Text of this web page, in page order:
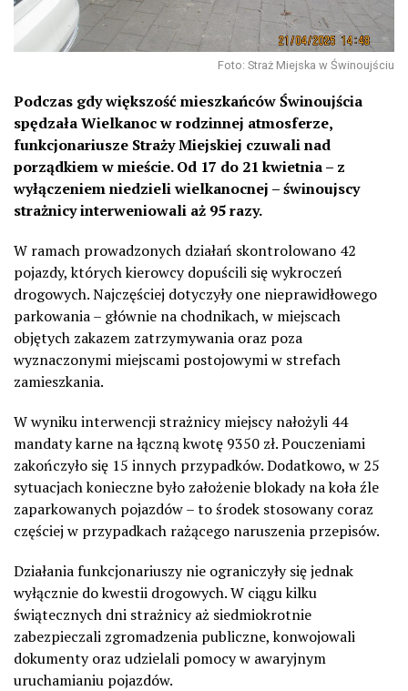
Foto: Straż Miejska w Świnoujściu
Podczas gdy większość mieszkańców Świnoujścia
spędzała Wielkanoc w rodzinnej atmosferze,
funkcjonariusze Straży Miejskiej czuwali nad
porządkiem w mieście. Od 17 do 21 kwietnia – z
wyłączeniem niedzieli wielkanocnej – świnoujscy
strażnicy interweniowali aż 95 razy.
W ramach prowadzonych działań skontrolowano 42
pojazdy, których kierowcy dopuścili się wykroczeń
drogowych. Najczęściej dotyczyły one nieprawidłowego
parkowania – głównie na chodnikach, w miejscach
objętych zakazem zatrzymywania oraz poza
wyznaczonymi miejscami postojowymi w strefach
zamieszkania.
W wyniku interwencji strażnicy miejscy nałożyli 44
mandaty karne na łączną kwotę 9350 zł. Pouczeniami
zakończyło się 15 innych przypadków. Dodatkowo, w 25
sytuacjach konieczne było założenie blokady na koła źle
zaparkowanych pojazdów – to środek stosowany coraz
częściej w przypadkach rażącego naruszenia przepisów.
Działania funkcjonariuszy nie ograniczyły się jednak
wyłącznie do kwestii drogowych. W ciągu kilku
świątecznych dni strażnicy aż siedmiokrotnie
zabezpieczali zgromadzenia publiczne, konwojowali
dokumenty oraz udzielali pomocy w awaryjnym
uruchamianiu pojazdów.